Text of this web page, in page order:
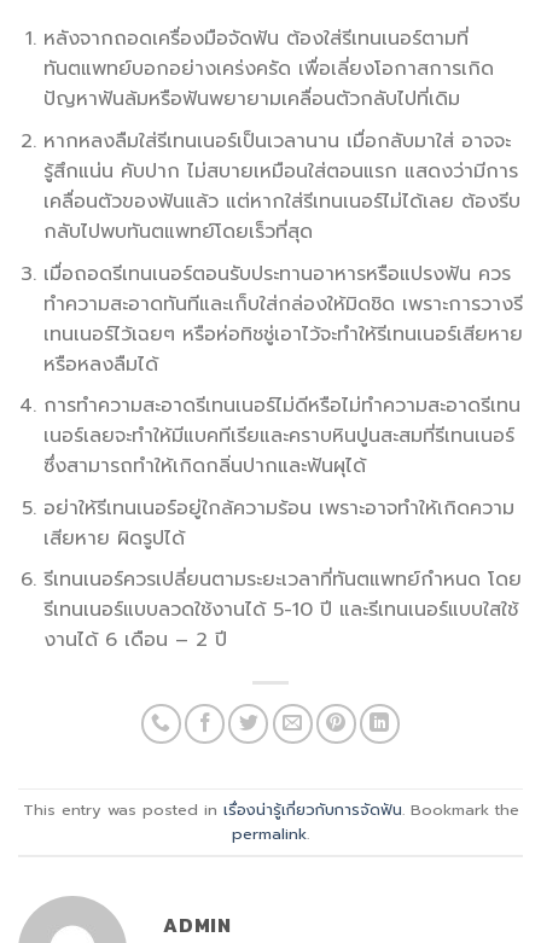
หลังจากถอดเครื่องมือจัดฟัน ต้องใส่รีเทนเนอร์ตามที่
ทันตแพทย์บอกอย่างเคร่งครัด เพื่อเลี่ยงโอกาสการเกิด
ปัญหาฟันล้มหรือฟันพยายามเคลื่อนตัวกลับไปที่เดิม
หากหลงลืมใส่รีเทนเนอร์เป็นเวลานาน เมื่อกลับมาใส่ อาจจะ
รู้สึกแน่น คับปาก ไม่สบายเหมือนใส่ตอนแรก แสดงว่ามีการ
เคลื่อนตัวของฟันแล้ว แต่หากใส่รีเทนเนอร์ไม่ได้เลย ต้องรีบ
กลับไปพบทันตแพทย์โดยเร็วที่สุด
เมื่อถอดรีเทนเนอร์ตอนรับประทานอาหารหรือแปรงฟัน ควร
ทำความสะอาดทันทีและเก็บใส่กล่องให้มิดชิด เพราะการวางรี
เทนเนอร์ไว้เฉยๆ หรือห่อทิชชู่เอาไว้จะทำให้รีเทนเนอร์เสียหาย
หรือหลงลืมได้
การทำความสะอาดรีเทนเนอร์ไม่ดีหรือไม่ทำความสะอาดรีเทน
เนอร์เลยจะทำให้มีแบคทีเรียและคราบหินปูนสะสมที่รีเทนเนอร์
ซึ่งสามารถทำให้เกิดกลิ่นปากและฟันผุได้
อย่าให้รีเทนเนอร์อยู่ใกล้ความร้อน เพราะอาจทำให้เกิดความ
เสียหาย ผิดรูปได้
รีเทนเนอร์ควรเปลี่ยนตามระยะเวลาที่ทันตแพทย์กำหนด โดย
รีเทนเนอร์แบบลวดใช้งานได้ 5-10 ปี และรีเทนเนอร์แบบใสใช้
งานได้ 6 เดือน – 2 ปี
This entry was posted in เรื่องน่ารู้เกี่ยวกับการจัดฟัน. Bookmark the
permalink.
ADMIN